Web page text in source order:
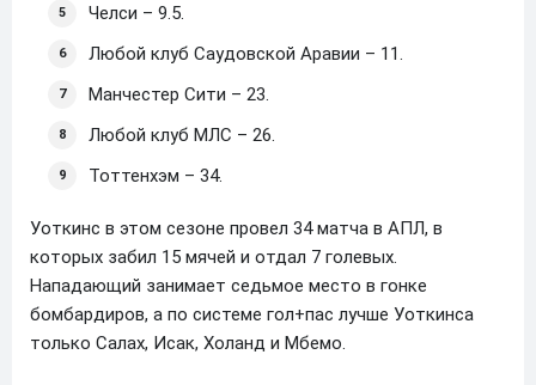
Челси – 9.5.
Любой клуб Саудовской Аравии – 11.
Манчестер Сити – 23.
Любой клуб МЛС – 26.
Тоттенхэм – 34.
Уоткинс в этом сезоне провел 34 матча в АПЛ, в
которых забил 15 мячей и отдал 7 голевых.
Нападающий занимает седьмое место в гонке
бомбардиров, а по системе гол+пас лучше Уоткинса
только Салах, Исак, Холанд и Мбемо.